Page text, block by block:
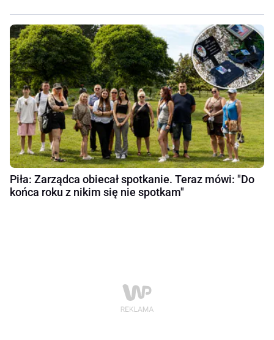
Piła: Zarządca obiecał spotkanie. Teraz mówi: "Do
końca roku z nikim się nie spotkam"